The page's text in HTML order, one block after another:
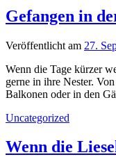
Gefangen in
Veröffentlicht am 27.
Wenn die Tage kürzer
gerne in ihre Nester.
Balkonen oder in den
Uncategorized
Wenn die